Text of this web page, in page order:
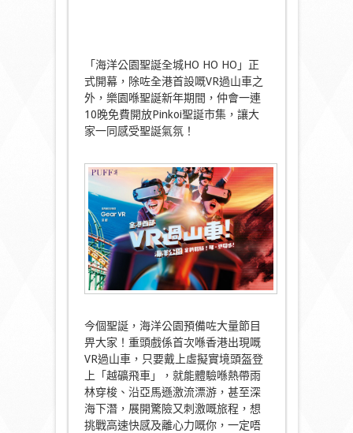
「海洋公園聖誕全城HO HO HO」正
式開幕，除咗全港首設嘅VR過山車之
外，樂園喺聖誕新年期間，仲會一連
10晚免費開放Pinkoi聖誕市集，讓大
家一同感受聖誕氣氛！
今個聖誕，海洋公園預備咗大量節目
畀大家！重頭戲係首次喺香港出現嘅
VR過山車，只要戴上虛擬實境頭盔登
上「越礦飛車」，就能體驗喺熱帶雨
林穿梭、沿亞馬遜激流漂游，甚至深
海下潛，展開驚險又刺激嘅旅程，想
挑戰高速快感及離心力嘅你，一定唔